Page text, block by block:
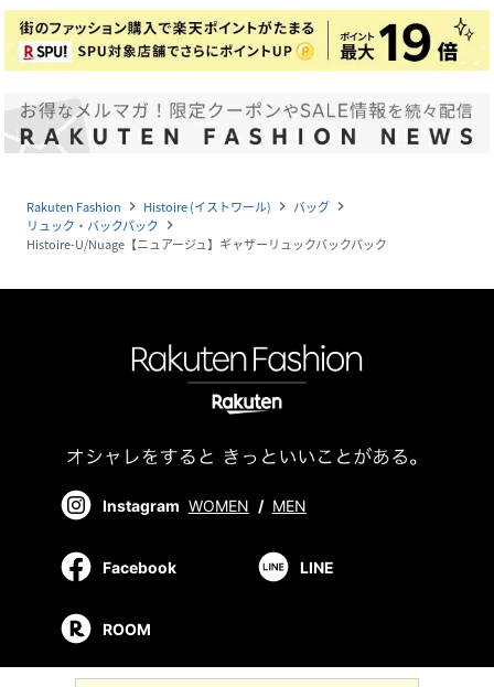
Rakuten Fashion navigate_next Histoire (イストワール) navigate_next バッグ navigate_next
リュック・バックパック navigate_next
Histoire-U/Nuage【ニュアージュ】ギャザーリュックバックパック
Instagram WOMEN / MEN
Facebook LINE
ROOM